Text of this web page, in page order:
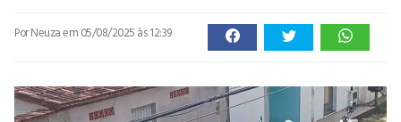
Por Neuzaem 05/08/2025 às 12:39